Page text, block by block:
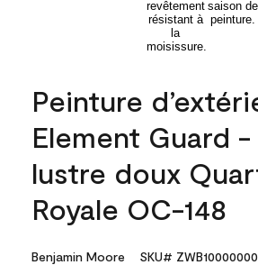
Peinture
Element Guard -
lustre doux
Royale OC-148
Benjamin Moore SKU#